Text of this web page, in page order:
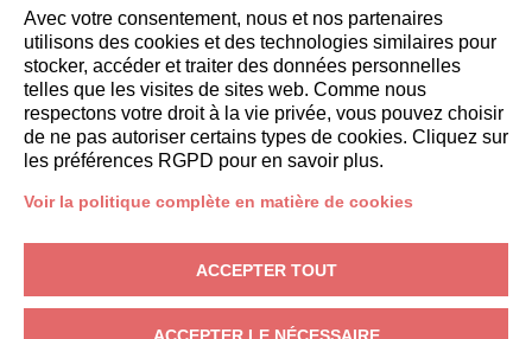
Reductions pour les clients
Conventions pour les entreprises
booking@italianway.house
+390286882952
N° TVA: 08839180968 - PMI Innovativa
Protection de la vie privée-Conditions-Cookies-Whistleblowing
Avec votre consentement, nous et nos partenaires
utilisons des cookies et des technologies similaires pour
stocker, accéder et traiter des données personnelles
telles que les visites de sites web. Comme nous
respectons votre droit à la vie privée, vous pouvez choisir
de ne pas autoriser certains types de cookies. Cliquez sur
les préférences RGPD pour en savoir plus.
Voir la politique complète en matière de cookies
ACCEPTER TOUT
ACCEPTER LE NÉCESSAIRE